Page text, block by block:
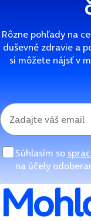
Rôzne pohľady na
duševné zdravie a
si môžete nájsť v
Súhlasím so
na účely